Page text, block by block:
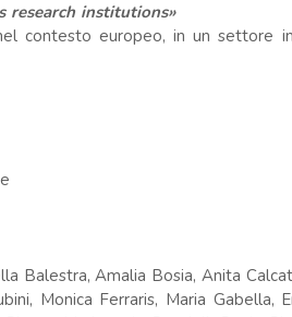
research institutions»
contesto europeo, in un settore
Balestra, Amalia Bosia, Anita
Monica Ferraris, Maria Gabella,